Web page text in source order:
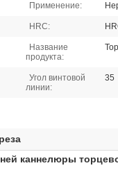
Применение:
HRC:
Название
продукта:
Угол винтовой
линии:
35
каннелюры